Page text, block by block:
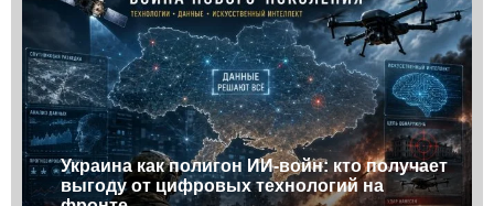
Украина как полигон ИИ-войн: кто получает
выгоду от цифровых технологий на